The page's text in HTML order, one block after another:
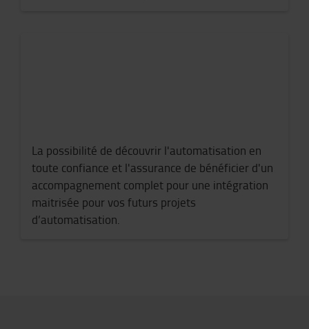
La possibilité de découvrir l'automatisation en
toute confiance et l'assurance de bénéficier d'un
accompagnement complet pour une intégration
maitrisée pour vos futurs projets
d’automatisation.